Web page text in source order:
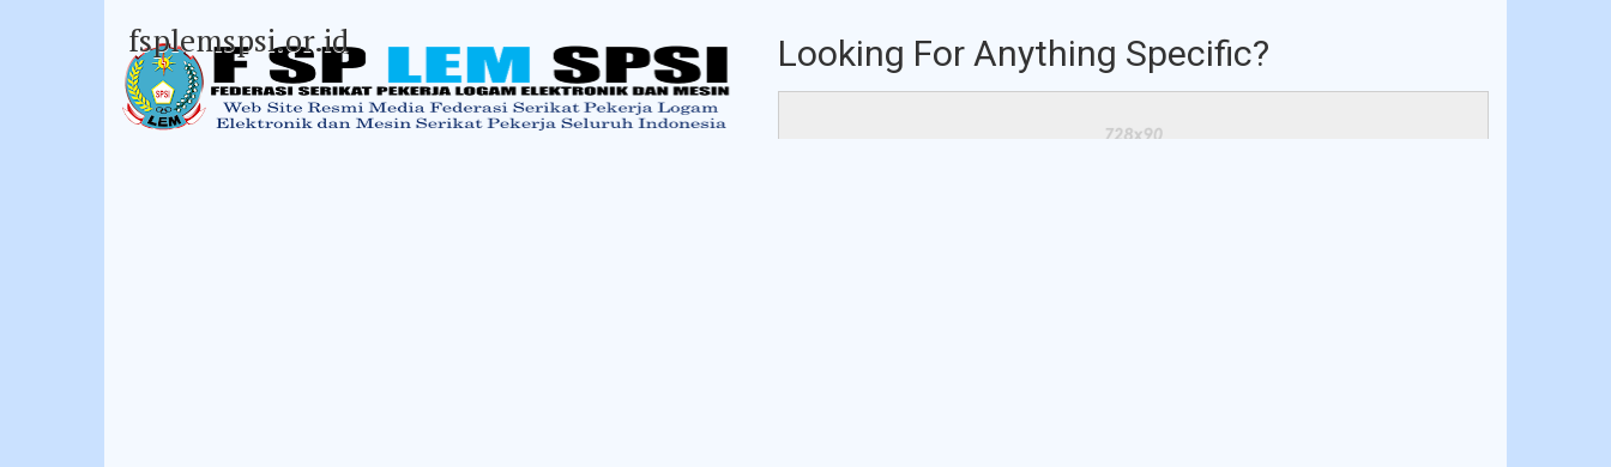
fsplemspsi.or.id Looking For Anything Specific?